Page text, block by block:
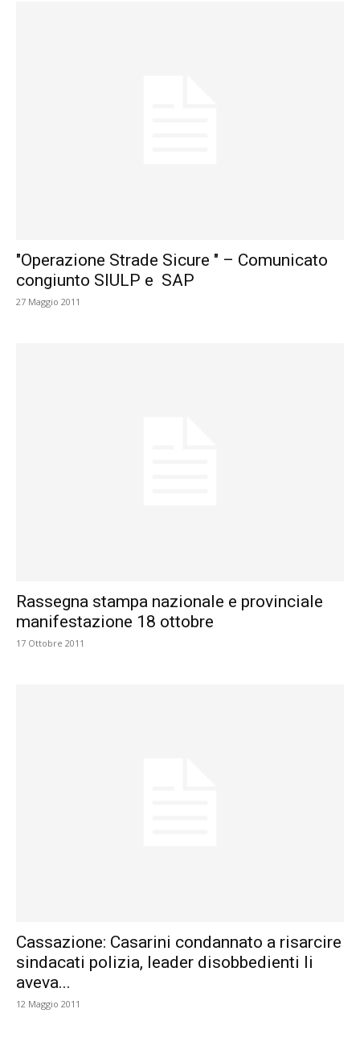
"Operazione Strade Sicure " – Comunicato
congiunto SIULP e SAP
27 Maggio 2011
Rassegna stampa nazionale e provinciale
manifestazione 18 ottobre
17 Ottobre 2011
Cassazione: Casarini condannato a risarcire
sindacati polizia, leader disobbedienti li
aveva...
12 Maggio 2011